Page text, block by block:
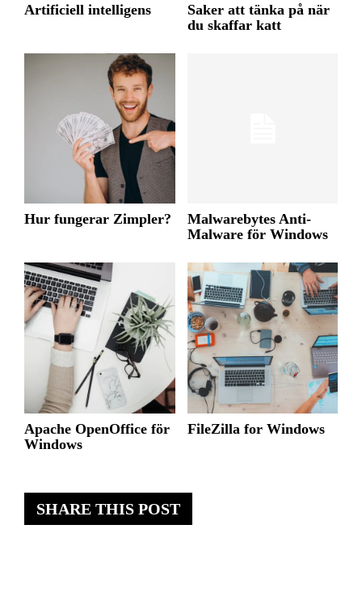
SHARE THIS POST
Artificiell intelligens
Saker att tänka på när
du skaffar katt
Hur fungerar Zimpler?
Malwarebytes Anti-
Malware för Windows
Apache OpenOffice för
Windows
FileZilla for Windows